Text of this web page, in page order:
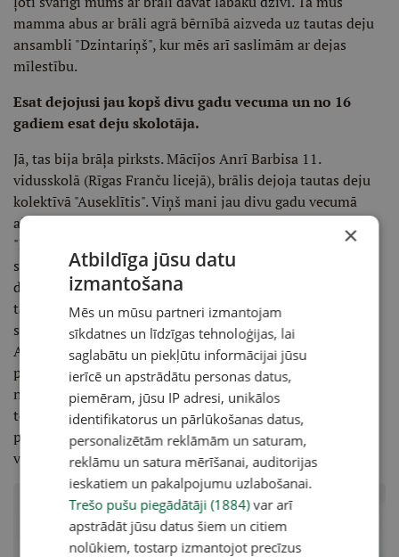
mamma abus ar brāli agrā bērnībā aizveda uz tautas deju
ansambli "Dzintariņš", kur mēs arī saslimām ar dejas
mīlestību.
Esat dejojusi jau kopš divu gadu vecuma un no 16
gadiem esat deju skolotāja.
Jā, tas bija brāļa pirksts. Mācījos Anrī Barbisa 11.
vidusskolā (Rīgas Franču licejā), brālis dejoja tautas deju
kolektīvā "Auseklītis". Viņš mani jau divu gadu vecumā
aizveda uz skolas deju kolektīvu, tikai pēc tam nokļuvu
"Dzintariņā". Toreiz "Auseklīti" vadīja jauna, ļoti atraktīva
skolotāja Dagmāra Balode, kura arī jau bija sevi pieteikusi
dejotāju vidē, – viņas dejotāji devās tālāk dejot slavenajā
tautas deju ansamblī "Dancis". Kad jau mācījos skolā,
skolotāja Balode savam darbam meklēja turpinātāju.
Acīmredzot bija pamanījusi, ka man ir talants un tā lieta
padodas, ka 5.–6. klases, ar kurām viņai veicās grūti,
nodeva manās rokās. Tajā laikā mācījos tikai 9. klasē,
tomēr jaunieši jau ļoti labi saprotas savā starpā un mani
pirmie dejotāji man ir spilgtā atmiņā. Tagad jau viņi dejo
vidējās paaudzes deju kolektīvos.
×
Atbildīga jūsu datu
izmantošana
Mēs un mūsu partneri izmantojam
sīkdatnes un līdzīgas tehnoloģijas, lai
saglabātu un piekļūtu informācijai jūsu
ierīcē un apstrādātu personas datus,
piemēram, jūsu IP adresi, unikālos
identifikatorus un pārlūkošanas datus,
personalizētām reklāmām un saturam,
reklāmu un satura mērīšanai, auditorijas
ieskatiem un pakalpojumu uzlabošanai.
Trešo pušu piegādātāji (1884)var arī
apstrādāt jūsu datus šiem un citiem
nolūkiem, tostarp izmantojot precīzus